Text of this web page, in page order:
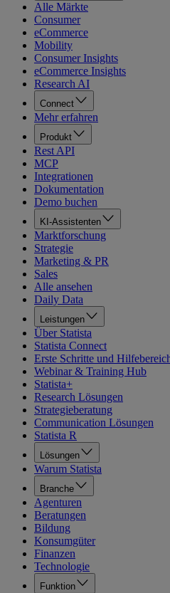
Alle Märkte
Consumer
eCommerce
Mobility
Consumer Insights
eCommerce Insights
Research AI
Connect
Mehr erfahren
Produkt
Rest API
MCP
Integrationen
Dokumentation
Demo buchen
KI-Assistenten
Marktforschung
Strategie
Marketing & PR
Sales
Alle ansehen
Daily Data
Leistungen
Über Statista
Statista Connect
Erste Schritte und
Webinar & Training Hub
Statista+
Research Lösungen
Strategieberatung
Communication Lösungen
Statista R
Lösungen
Warum Statista
Branche
Agenturen
Beratungen
Bildung
Konsumgüter
Finanzen
Technologie
Funktion